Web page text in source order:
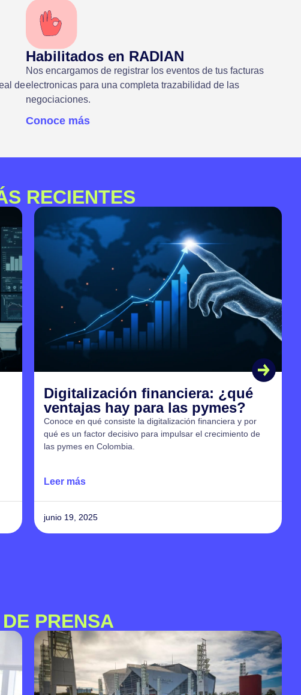
de
Habilitados en RADIAN
Nos encargamos de registrar los eventos de tus facturas
electronicas para una completa trazabilidad de las
negociaciones.
Conoce más
RECIENTES
Gestión financiera: claves para
transformar el capital de tu pyme
Aprende cómo aplicar una gestión financiera inteligente
transforma el capital de tu pyme y aumenta tu liquidez con
una visión estratégica.
Leer más
junio 12, 2025
DE PRENSA